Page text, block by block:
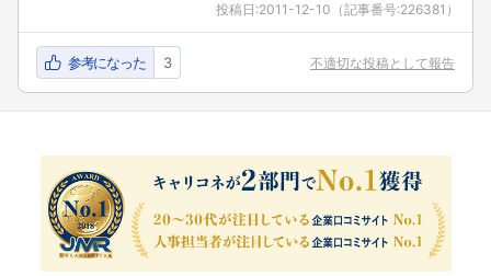
投稿日:2011-12-10 （記事番号:226381）
参考になった 3 不適切な投稿として報告